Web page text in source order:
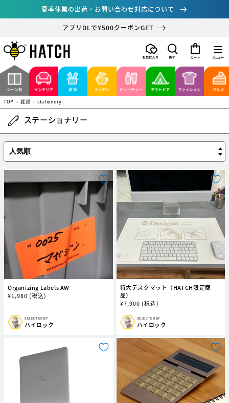
進む
夏季休業の出荷・お問い合わせ対応について
アプリDLで¥500クーポンGET
ー
TOP › 雑貨 › stationery
ステーショナリー
Organizing Labels AW
通
格
¥1,980 (税込)
SELECTED BY
販
ハイロック
特大デスクマット（HATCH限定商
品）
通
価
格
¥7,900 (税込)
SELECTED BY
販
元:
ハイロック